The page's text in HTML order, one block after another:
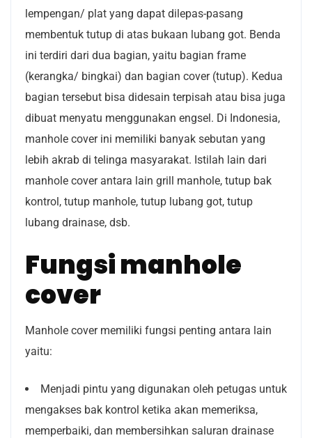
lempengan/ plat yang dapat dilepas-pasang
membentuk tutup di atas bukaan lubang got. Benda
ini terdiri dari dua bagian, yaitu bagian frame
(kerangka/ bingkai) dan bagian cover (tutup). Kedua
bagian tersebut bisa didesain terpisah atau bisa juga
dibuat menyatu menggunakan engsel. Di Indonesia,
manhole cover ini memiliki banyak sebutan yang
lebih akrab di telinga masyarakat. Istilah lain dari
manhole cover antara lain grill manhole, tutup bak
kontrol, tutup manhole, tutup lubang got, tutup
lubang drainase, dsb.
Fungsi manhole
cover
Manhole cover memiliki fungsi penting antara lain
yaitu:
Menjadi pintu yang digunakan oleh petugas untuk
mengakses bak kontrol ketika akan memeriksa,
memperbaiki, dan membersihkan saluran drainase